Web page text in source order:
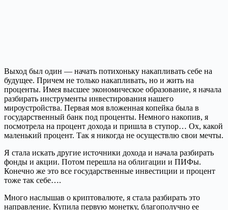
Выход был один — начать потихоньку накапливать себе на
будущее. Причем не только накапливать, но и жить на
проценты. Имея высшее экономическое образование, я начала
разбирать инструменты инвестирования нашего
мироустройства. Первая моя вложенная копейка была в
государственный банк под проценты. Немного накопив, я
посмотрела на процент дохода и пришла в ступор… Ох, какой
маленький процент. Так я никогда не осуществлю свои мечты.
Я стала искать другие источники дохода и начала разбирать
фонды и акции. Потом перешла на облигации и ПИФы.
Конечно же это все государственные инвестиции и процент
тоже так себе….
Много наслышав о криптовалюте, я стала разбирать это
направление. Купила первую монетку, благополучно ее